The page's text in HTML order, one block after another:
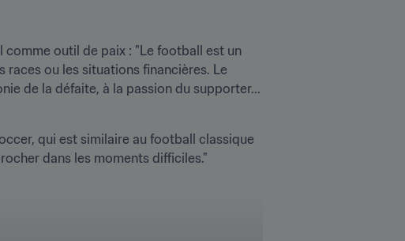
outil de paix : "Le football est un
ou les situations financières. Le
de la défaite, à la passion du supporter...
qui est similaire au football classique
dans les moments difficiles."